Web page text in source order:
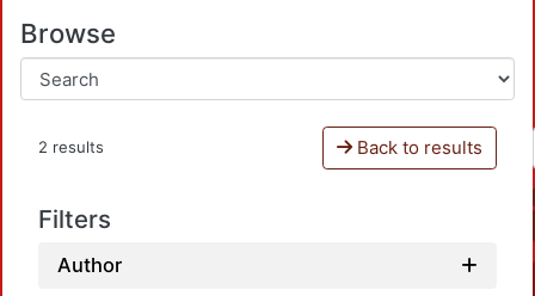
Browse
2 results Back to results
Filters
Author